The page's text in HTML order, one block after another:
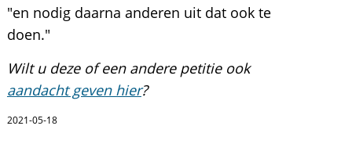
"en nodig daarna anderen uit dat ook te
doen."
Wilt u deze of een andere petitie ook
aandacht geven hier?
2021-05-18